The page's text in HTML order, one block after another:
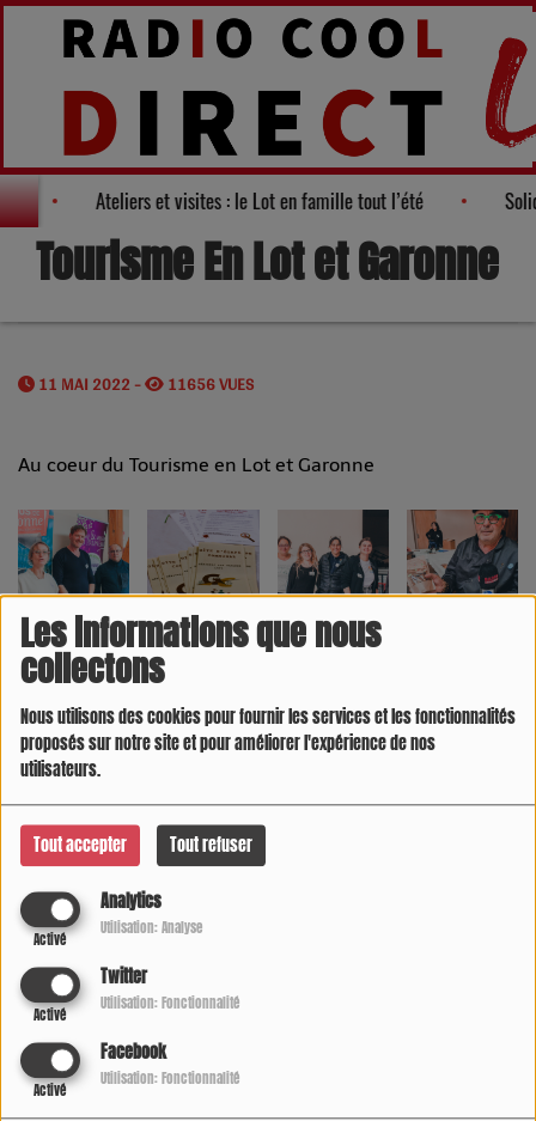
Les informations que nous
collectons
Nous utilisons des cookies pour fournir les services et les fonctionnalités
proposés sur notre site et pour améliorer l'expérience de nos
utilisateurs.
Tout accepter Tout refuser
Analytics
Activé
Utilisation: Analyse
Twitter
Activé
Utilisation: Fonctionnalité
Facebook
Activé
Utilisation: Fonctionnalité
Ateliers et visites : le Lot en famille tout l’été
Tourisme En Lot et Garonne
11 MAI 2022 - 11656 VUES
Au coeur du Tourisme en Lot et Garonne